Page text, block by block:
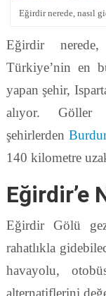
Eğirdir nerede, nasıl
Eğirdir
Türkiye’nin en
yapan şehir,
alıyor. Göller
şehirlerden
140 kilometre
Eğirdir’e
Eğirdir Gölü
rahatlıkla
havayolu,
alternatiflerini